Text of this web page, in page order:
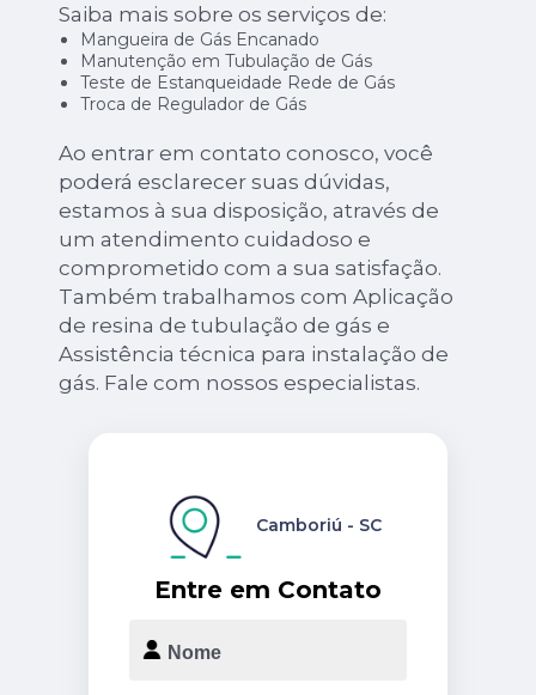
Saiba mais sobre os serviços de:
Mangueira de Gás Encanado
Manutenção em Tubulação de Gás
Teste de Estanqueidade Rede de Gás
Troca de Regulador de Gás
Ao entrar em contato conosco, você
poderá esclarecer suas dúvidas,
estamos à sua disposição, através de
um atendimento cuidadoso e
comprometido com a sua satisfação.
Também trabalhamos com Aplicação
de resina de tubulação de gás e
Assistência técnica para instalação de
gás. Fale com nossos especialistas.
Entre em Contato
Camboriú - SC